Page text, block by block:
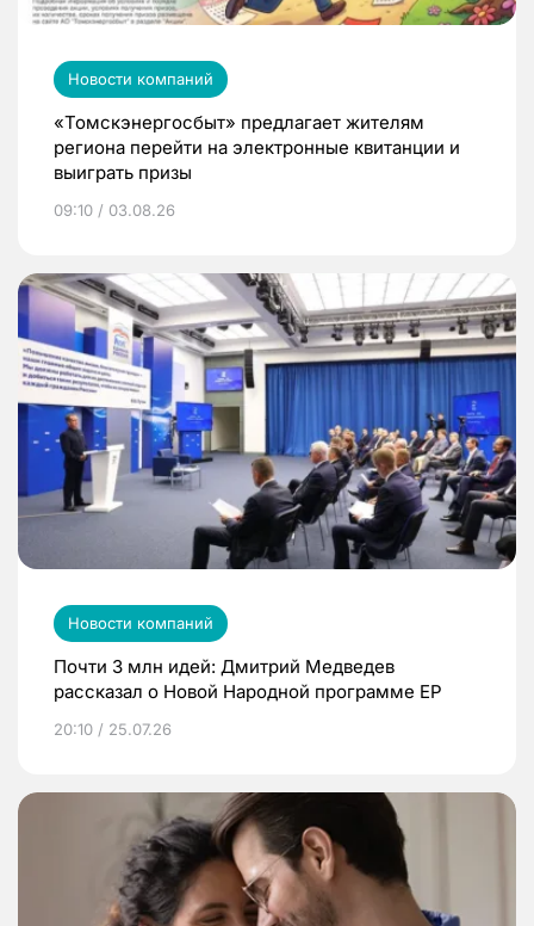
Новости компаний
«Томскэнергосбыт» предлагает жителям
региона перейти на электронные квитанции и
выиграть призы
09:10 / 03.08.26
Новости компаний
Почти 3 млн идей: Дмитрий Медведев
рассказал о Новой Народной программе ЕР
20:10 / 25.07.26